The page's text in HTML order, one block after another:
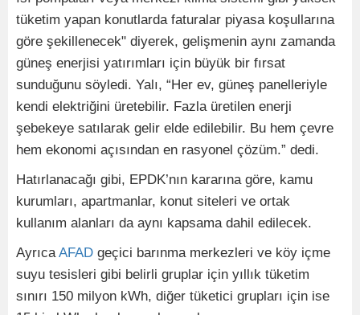
tüketim yapan konutlarda faturalar piyasa koşullarına
göre şekillenecek" diyerek, gelişmenin aynı zamanda
güneş enerjisi yatırımları için büyük bir fırsat
sunduğunu söyledi. Yalı, “Her ev, güneş panelleriyle
kendi elektriğini üretebilir. Fazla üretilen enerji
şebekeye satılarak gelir elde edilebilir. Bu hem çevre
hem ekonomi açısından en rasyonel çözüm.” dedi.
Hatırlanacağı gibi, EPDK’nın kararına göre, kamu
kurumları, apartmanlar, konut siteleri ve ortak
kullanım alanları da aynı kapsama dahil edilecek.
AyrıcaAFAD geçici barınma merkezleri ve köy içme
suyu tesisleri gibi belirli gruplar için yıllık tüketim
sınırı 150 milyon kWh, diğer tüketici grupları için ise